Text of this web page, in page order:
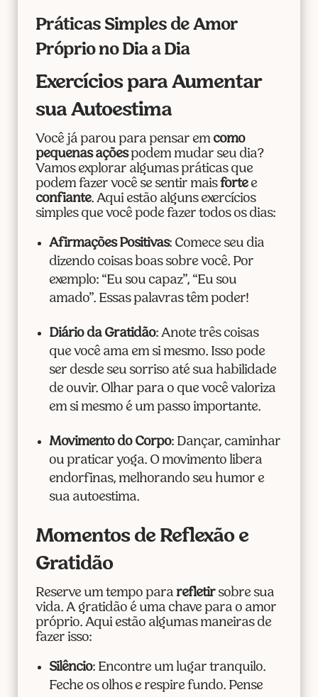
Práticas Simples de Amor
Próprio no Dia a Dia
Exercícios para Aumentar
sua Autoestima
Você já parou para pensar em como
pequenas açõespodem mudar seu dia?
Vamos explorar algumas práticas que
podem fazer você se sentir maisfortee
confiante. Aqui estão alguns exercícios
simples que você pode fazer todos os dias:
Afirmações Positivas: Comece seu dia
dizendo coisas boas sobre você. Por
exemplo: “Eu sou capaz”, “Eu sou
amado”. Essas palavras têm poder!
Diário da Gratidão: Anote três coisas
que você ama em si mesmo. Isso pode
ser desde seu sorriso até sua habilidade
de ouvir. Olhar para o que você valoriza
em si mesmo é um passo importante.
Movimento do Corpo: Dançar, caminhar
ou praticar yoga. O movimento libera
endorfinas, melhorando seu humor e
sua autoestima.
Momentos de Reflexão e
Gratidão
Reserve um tempo para refletirsobre sua
vida. A gratidão é uma chave para o amor
próprio. Aqui estão algumas maneiras de
fazer isso:
Silêncio: Encontre um lugar tranquilo.
Feche os olhos e respire fundo. Pense